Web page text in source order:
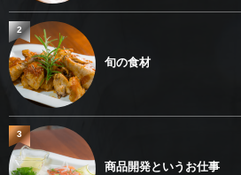
旬の食材
2
商品開発というお仕事
3